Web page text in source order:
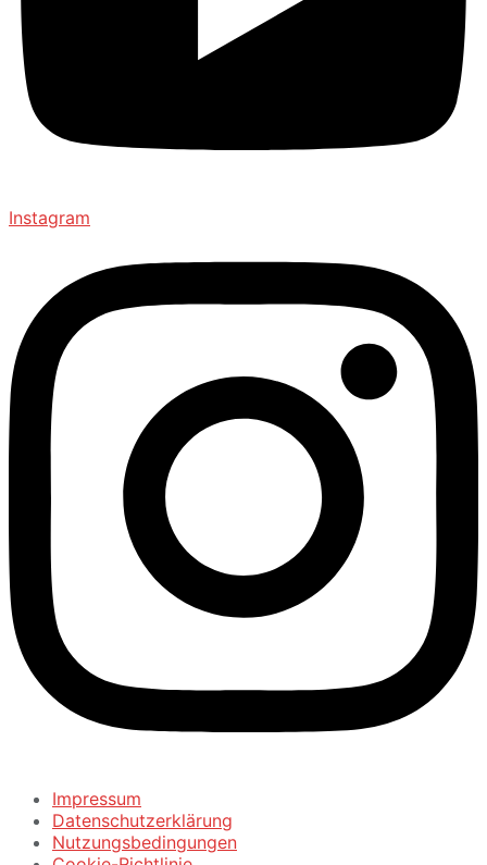
Instagram
Impressum
Datenschutzerklärung
Nutzungsbedingungen